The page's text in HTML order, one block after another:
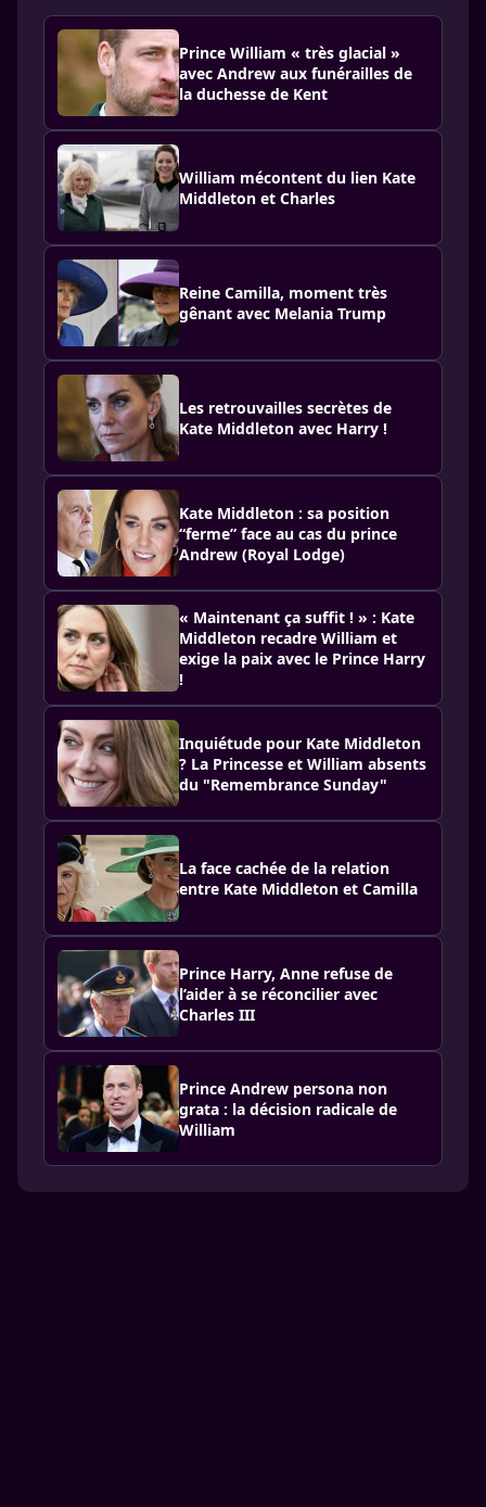
Prince William « très glacial »
avec Andrew aux funérailles de
la duchesse de Kent
William mécontent du lien Kate
Middleton et Charles
Reine Camilla, moment très
gênant avec Melania Trump
Les retrouvailles secrètes de
Kate Middleton avec Harry !
Kate Middleton : sa position
“ferme” face au cas du prince
Andrew (Royal Lodge)
« Maintenant ça suffit ! » : Kate
Middleton recadre William et
exige la paix avec le Prince Harry
!
Inquiétude pour Kate Middleton
? La Princesse et William absents
du "Remembrance Sunday"
La face cachée de la relation
entre Kate Middleton et Camilla
Prince Harry, Anne refuse de
l’aider à se réconcilier avec
Charles III
Prince Andrew persona non
grata : la décision radicale de
William